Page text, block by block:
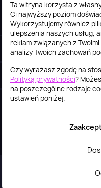
Informacje
Obsługa klienta
Szybki kontakt
Ta witryna korzysta z
Ci najwyższy poziom
Wykorzystujemy również
ulepszenia naszych usług,
reklam związanych z
analizy Twoich zachowań
Czy wyrażasz zgodę na
Polityką prywatności?
na poszczególne rodzaje
ustawień poniżej.
2026© itstore.com.pl